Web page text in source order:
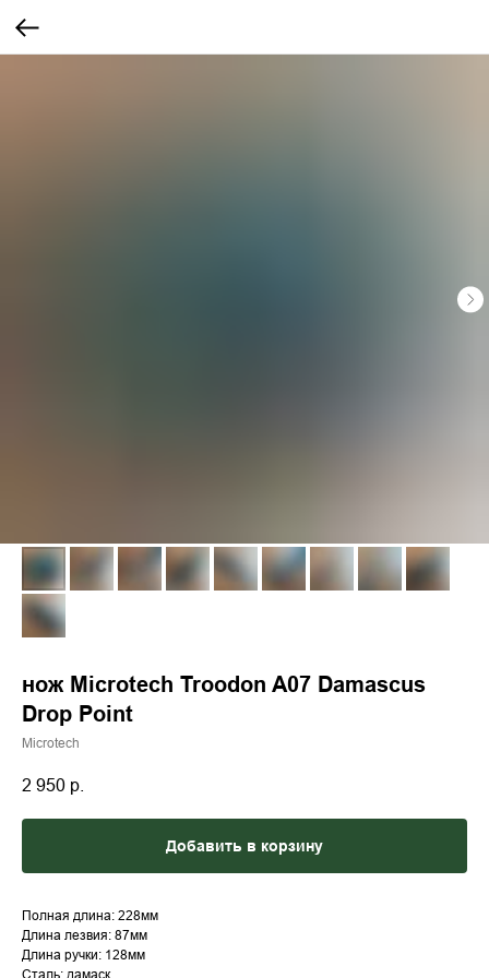
нож Microtech Troodon A07 Damascus
Drop Point
Microtech
2 950 р.
Добавить в корзину
Полная длина: 228мм
Длина лезвия: 87мм
Длина ручки: 128мм
Сталь: дамаск